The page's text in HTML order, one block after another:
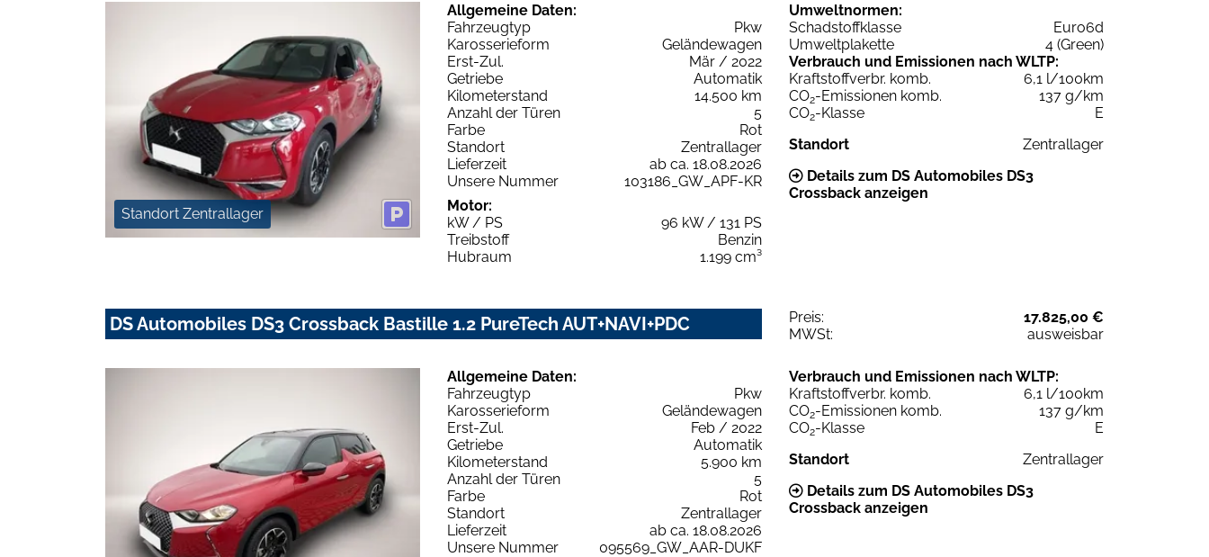
Standort Zentrallager
Allgemeine Daten:
Fahrzeugtyp
Pkw
Karosserieform
Geländewagen
Erst-Zul.
Mär / 2022
Getriebe
Automatik
Kilometerstand
14.500 km
Anzahl der Türen
5
Farbe
Rot
Standort
Zentrallager
Lieferzeit
ab ca. 18.08.2026
Unsere Nummer
103186_GW_APF-KR
Motor:
kW / PS
96 kW / 131 PS
Treibstoff
Benzin
Hubraum
1.199 cm³
Umweltnormen:
Schadstoffklasse
Euro6d
Umweltplakette
4 (Green)
Verbrauch und Emissionen nach WLTP:
Kraftstoffverbr. komb.
6,1 l/100km
CO2-Emissionen komb.
137 g/km
CO2-Klasse
E
Standort
Zentrallager
Details zum DS Automobiles DS3
Crossback anzeigen
DS Automobiles DS3 Crossback Bastille 1.2 PureTech AUT+NAVI+PDC Preis:
17.825,00 €
MWSt:
ausweisbar
Allgemeine Daten:
Fahrzeugtyp
Pkw
Karosserieform
Geländewagen
Erst-Zul.
Feb / 2022
Getriebe
Automatik
Kilometerstand
5.900 km
Anzahl der Türen
5
Farbe
Rot
Standort
Zentrallager
Lieferzeit
ab ca. 18.08.2026
Unsere Nummer
095569_GW_AAR-DUKF
Verbrauch und Emissionen nach WLTP:
Kraftstoffverbr. komb.
6,1 l/100km
CO2-Emissionen komb.
137 g/km
CO2-Klasse
E
Standort
Zentrallager
Details zum DS Automobiles DS3
Crossback anzeigen